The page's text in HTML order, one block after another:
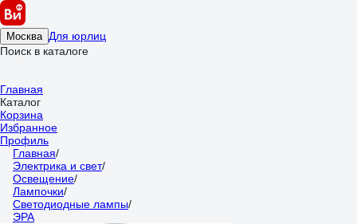
Москва Для юрлиц
Поиск в каталоге
Главная
Каталог
Корзина
Избранное
Профиль
Главная/
Электрика и свет/
Освещение/
Лампочки/
Светодиодные лампы/
ЭРА